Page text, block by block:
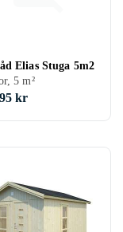
Elias Stuga 5m2
5 m²
kr